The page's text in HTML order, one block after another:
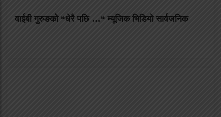
वाईबी गुरुङको “धेरै पछि …“ म्यूजिक भिडियो सार्वजनिक